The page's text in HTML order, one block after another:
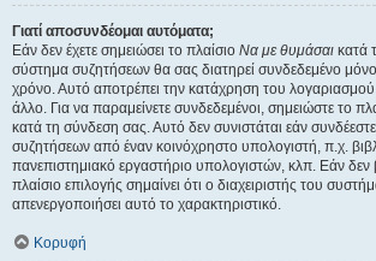
Γιατί αποσυνδέομαι αυτόματα;
Εάν δεν έχετε σημειώσει το πλαίσιο Να με θυμάσαι κατά
σύστημα συζητήσεων θα σας διατηρεί συνδεδεμένο
χρόνο. Αυτό αποτρέπει την κατάχρηση του
άλλο. Για να παραμείνετε συνδεδεμένοι, σημειώστε το
κατά τη σύνδεση σας. Αυτό δεν συνιστάται εάν
συζητήσεων από έναν κοινόχρηστο υπολογιστή, π.χ.
πανεπιστημιακό εργαστήριο υπολογιστών, κλπ. Εάν δεν
πλαίσιο επιλογής σημαίνει ότι ο διαχειριστής του
απενεργοποιήσει αυτό το χαρακτηριστικό.
Κορυφή